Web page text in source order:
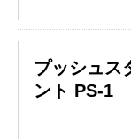
プッシュス
ント PS-1